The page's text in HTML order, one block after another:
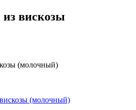
вискозы
(молочный)
(молочный)